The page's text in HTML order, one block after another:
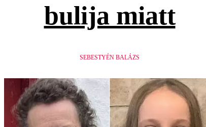
bulija miatt
SEBESTYÉN BALÁZS